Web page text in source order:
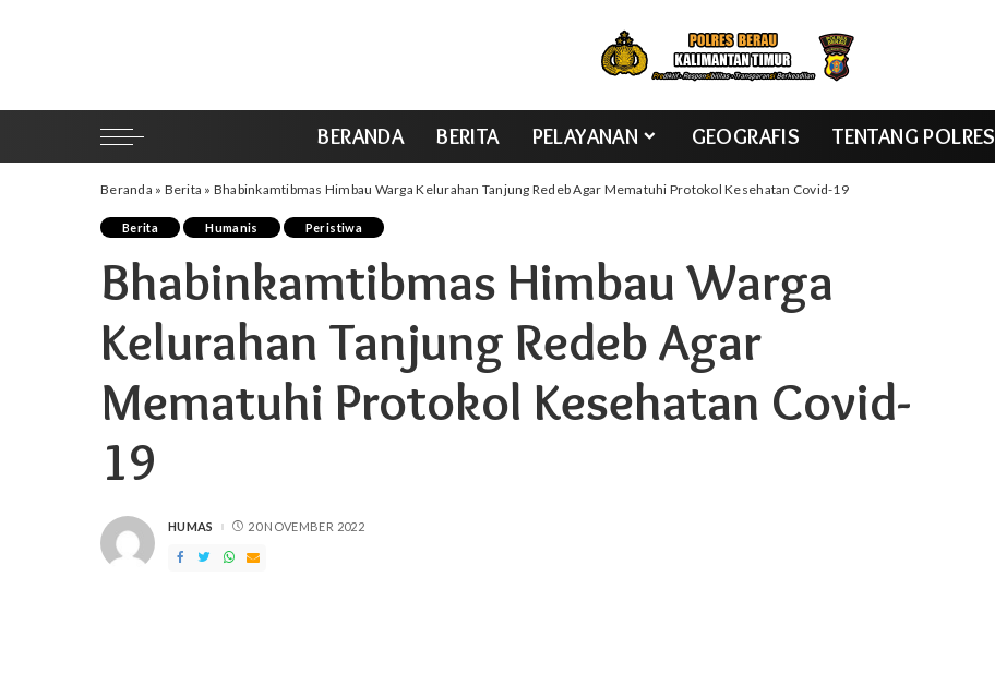
BERANDA BERITA PELAYANAN GEOGRAFIS TENTANG POLRES
Beranda » Berita » Bhabinkamtibmas Himbau Warga Kelurahan Tanjung Redeb Agar Mematuhi Protokol Kesehatan Covid-19
Berita Humanis Peristiwa
Bhabinkamtibmas Himbau Warga
Kelurahan Tanjung Redeb Agar
Mematuhi Protokol Kesehatan Covid-
19
POSTED
HUMAS 20 NOVEMBER 2022